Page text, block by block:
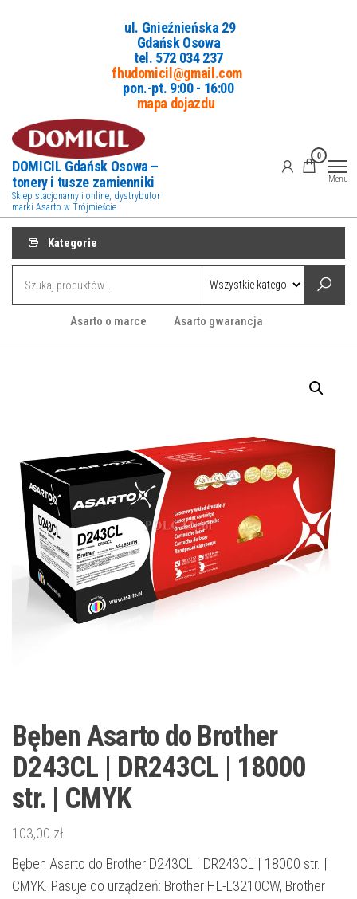
ul. Gnieźnieńska 29
Gdańsk Osowa
tel. 572 034 237
fhudomicil@gmail.com
pon.-pt. 9:00 - 16:00
mapa dojazdu
DOMICIL Gdańsk Osowa –
tonery i tusze zamienniki
Sklep stacjonarny i online, dystrybutor
marki Asarto w Trójmieście.
0
Menu
Kategorie
Asarto o marce Asarto gwarancja
Bęben Asarto do Brother
D243CL | DR243CL | 18000
str. | CMYK
103,00 zł
Bęben Asarto do Brother D243CL | DR243CL | 18000 str. |
CMYK. Pasuje do urządzeń: Brother HL-L3210CW, Brother